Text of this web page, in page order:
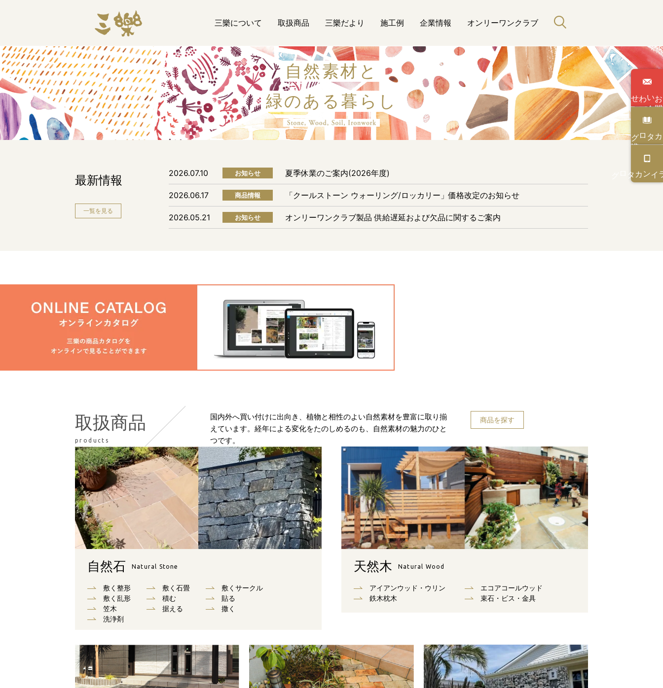
い
わせ
カタログ
オンライン
三樂について 取扱商品 三樂だより 施工例 企業情報 オンリーワンクラブ
自然素材と
緑のある暮らし
最新情報
一覧を見る
2026.07.10 お知らせ 夏季休業のご案内(2026年度)
2026.06.17 商品情報 「クールストーン ウォーリング/ロッカリー」価格改定のお知らせ
2026.05.21 お知らせ オンリーワンクラブ製品 供給遅延および欠品に関するご案内
取扱商品
products
国内外へ買い付けに出向き、植物と相性のよい自然素材を豊富に取り揃
えています。経年による変化をたのしめるのも、自然素材の魅力のひと
つです。
商品を探す
自然石 Natural Stone
敷く整形 敷く石畳
敷くサークル
敷く乱形
積む
貼る
笠木
据える
撒く
洗浄剤
天然木 Natural Wood
アイアンウッド・ウリン
エコアコールウッド
鉄木枕木
束⽯・ビス・⾦具